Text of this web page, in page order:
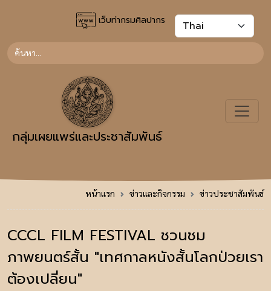
เว็บท่ากรมศิลปากร
กลุ่มเผยแพร่และประชาสัมพันธ์
หน้าแรก ข่าวและกิจกรรม ข่าวประชาสัมพันธ์
CCCL FILM FESTIVAL ชวนชม
ภาพยนตร์สั้น "เทศกาลหนังสั้นโลกป่วยเรา
ต้องเปลี่ยน"